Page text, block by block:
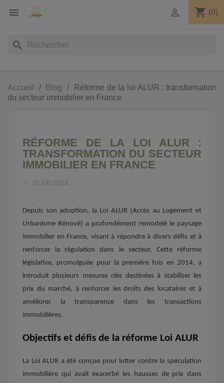
 shopping_cart (0)

search
Accueil Blog
Réforme de la loi ALUR : transformation
du secteur immobilier en France
RÉFORME DE LA LOI ALUR :
TRANSFORMATION DU SECTEUR
IMMOBILIER EN FRANCE
21/06/2024
Depuis son adoption, la Loi ALUR (Accès au Logement et
Urbanisme Rénové) a profondément remodelé le paysage
immobilier en France, visant à répondre à divers défis et à
renforcer la régulation dans le secteur. Cette réforme
législative, promulguée pour la première fois en 2014, a
introduit plusieurs mesures clés destinées à stabiliser les
prix du marché, à renforcer les droits des locataires et à
améliorer la transparence dans les transactions
immobilières.
Objectifs et défis de la réforme Loi ALUR
La Loi ALUR a été conçue pour lutter contre la spéculation
immobilière qui avait exacerbé les hausses de prix dans